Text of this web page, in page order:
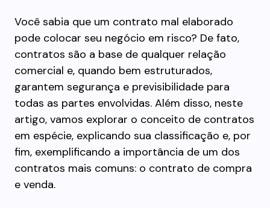
Você sabia que um contrato mal elaborado
pode colocar seu negócio em risco? De fato,
contratos são a base de qualquer relação
comercial e, quando bem estruturados,
garantem segurança e previsibilidade para
todas as partes envolvidas. Além disso, neste
artigo, vamos explorar o conceito de contratos
em espécie, explicando sua classificação e, por
fim, exemplificando a importância de um dos
contratos mais comuns: o contrato de compra
e venda.